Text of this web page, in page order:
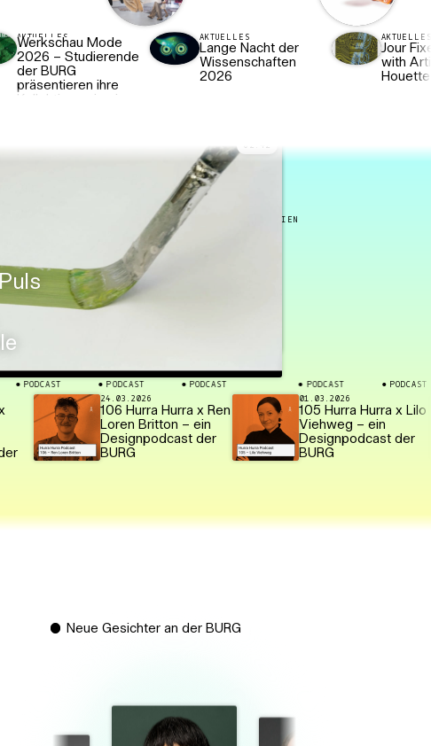
AKTUELLES
Werkschau Mode
2026 – Studierende
der BURG
präsentieren ihre
AKTUELLES
Lange Nacht der
Wissenschaften
2026
Jour
with
Houette
ALLE MEDIEN
02 42
PODCAST PODCAST PODCAST PODCAST PODCAST
106 Hurra Hurra x Ren
Loren Britton – ein
Designpodcast der
BURG
24.03.2026
105 Hurra Hurra x Lilo
Viehweg – ein
Designpodcast der
BURG
01.03.2026
Neue Gesichter an der BURG